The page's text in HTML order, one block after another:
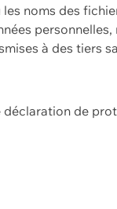
noms des
à des tiers
de